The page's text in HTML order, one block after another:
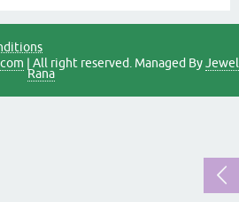
| All right reserved. Managed ByJewel
Rana